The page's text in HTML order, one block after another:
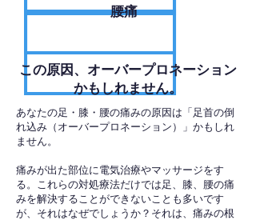
腰痛
​この原因、オーバープロネーション
かもしれません。
あなたの足・膝・腰の痛みの原因は「足首の倒
れ込み（オーバープロネーション）」かもしれ
ません。
痛みが出た部位に電気治療やマッサージをす
る。これらの対処療法だけでは足、膝、腰の痛
みを解決することができないことも多いです
が、それはなぜでしょうか？それは、痛みの根